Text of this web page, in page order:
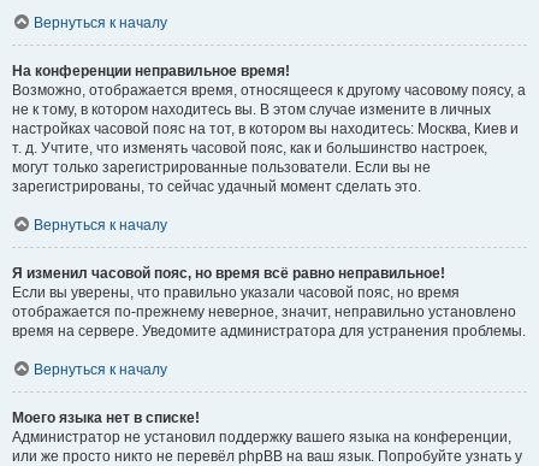
Вернуться к началу
На конференции неправильное время!
Возможно, отображается время, относящееся к другому часовому поясу, а
не к тому, в котором находитесь вы. В этом случае измените в личных
настройках часовой пояс на тот, в котором вы находитесь: Москва, Киев и
т. д. Учтите, что изменять часовой пояс, как и большинство настроек,
могут только зарегистрированные пользователи. Если вы не
зарегистрированы, то сейчас удачный момент сделать это.
Вернуться к началу
Я изменил часовой пояс, но время всё равно неправильное!
Если вы уверены, что правильно указали часовой пояс, но время
отображается по-прежнему неверное, значит, неправильно установлено
время на сервере. Уведомите администратора для устранения проблемы.
Вернуться к началу
Моего языка нет в списке!
Администратор не установил поддержку вашего языка на конференции,
или же просто никто не перевёл phpBB на ваш язык. Попробуйте узнать у